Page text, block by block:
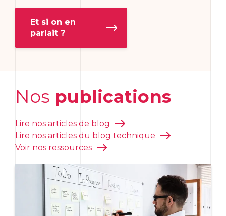
Et si on en
parlait ?
Nos publications
Lire nos articles de blog
Lire nos articles du blog technique
Voir nos ressources